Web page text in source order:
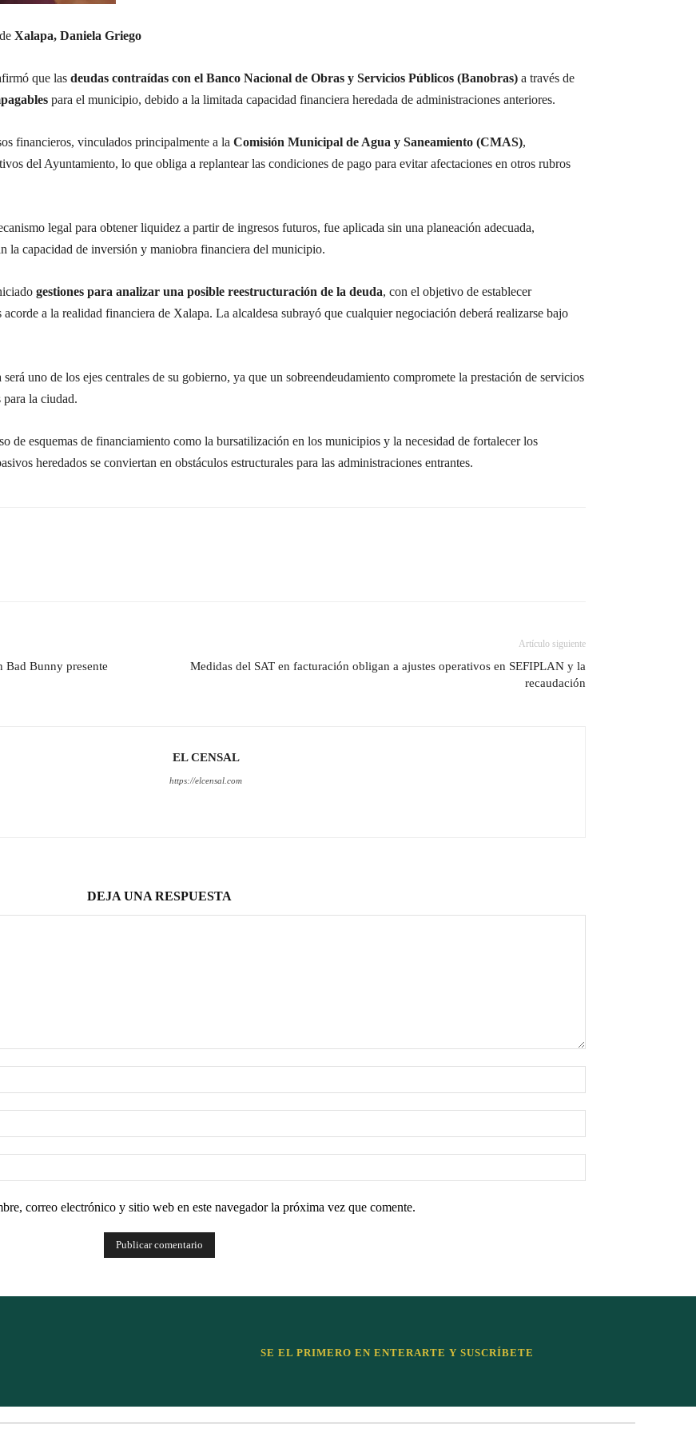
Xalapa, Daniela Griego
que las deudas contraídas con el Banco Nacional de Obras y Servicios Públicos (Banobras) a través de
para el municipio, debido a la limitada capacidad financiera heredada de administraciones anteriores.
financieros, vinculados principalmente a la Comisión Municipal de Agua y Saneamiento (CMAS),
del Ayuntamiento, lo que obliga a replantear las condiciones de pago para evitar afectaciones en otros rubros
legal para obtener liquidez a partir de ingresos futuros, fue aplicada sin una planeación adecuada,
la capacidad de inversión y maniobra financiera del municipio.
gestiones para analizar una posible reestructuración de la deuda, con el objetivo de establecer
a la realidad financiera de Xalapa. La alcaldesa subrayó que cualquier negociación deberá realizarse bajo
uno de los ejes centrales de su gobierno, ya que un sobreendeudamiento compromete la prestación de servicios
para la ciudad.
de esquemas de financiamiento como la bursatilización en los municipios y la necesidad de fortalecer los
heredados se conviertan en obstáculos estructurales para las administraciones entrantes.
Bad Bunny presente
Artículo siguiente
Medidas del SAT en facturación obligan a ajustes operativos en SEFIPLAN y la
recaudación
EL CENSAL
https://elcensal.com
DEJA UNA RESPUESTA
correo electrónico y sitio web en este navegador la próxima vez que comente.
SE EL PRIMERO EN ENTERARTE Y SUSCRÍBETE